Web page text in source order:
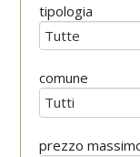
tipologia
comune
prezzo